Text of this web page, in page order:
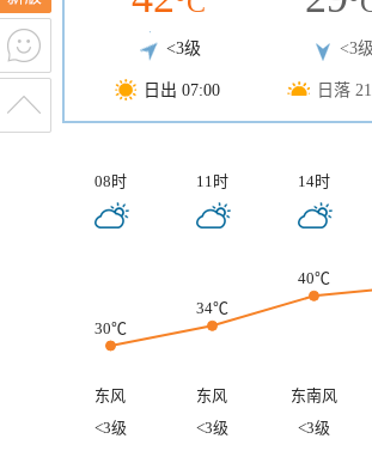
<3级
日出 07:00
<3级
日落
08时 11时 14时
30℃
34℃
40℃
东风 东风 东南风
<3级
<3级 <3级